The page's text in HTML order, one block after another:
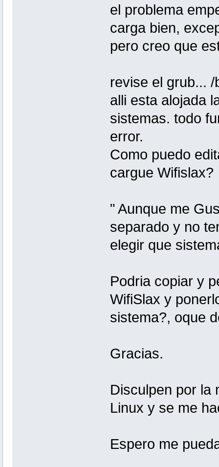
el problema
carga bien,
pero creo que
revise el grub...
alli esta alojada
sistemas. todo
error.
Como puedo
cargue Wifislax?
" Aunque me
separado y no
elegir que
Podria copiar y
WifiSlax y
sistema?, oque
Gracias.
Disculpen por
Linux y se me
Espero me